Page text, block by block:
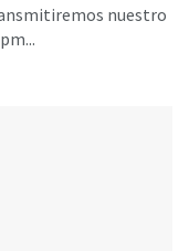
nuestro